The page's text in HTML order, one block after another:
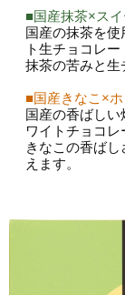
■国産抹茶×ス
国産の抹茶を
ト生チョコレー
抹茶の苦みと生
■国産きなこ×
国産の香ばし
ワイトチョコレ
きなこの香ば
えます。